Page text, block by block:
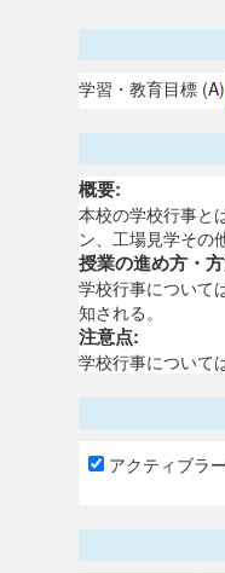
学習・教育目標 (A)
概要:
本校の学校行事と
ン、工場見学その
授業の進め方・
学校行事について
知される。
注意点:
学校行事について
アクティブラ